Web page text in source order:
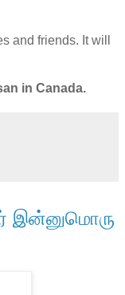
and friends. It will
in Canada.
இன்னுமொரு